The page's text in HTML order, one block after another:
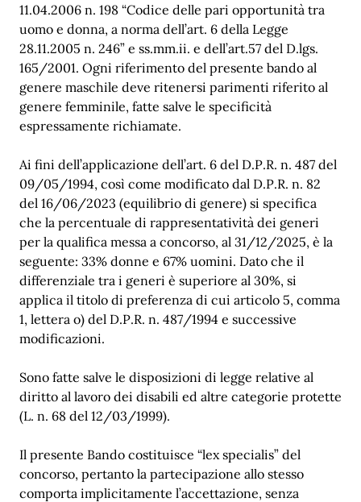
11.04.2006 n. 198 “Codice delle pari opportunità tra
uomo e donna, a norma dell’art. 6 della Legge
28.11.2005 n. 246” e ss.mm.ii. e dell’art.57 del D.lgs.
165/2001. Ogni riferimento del presente bando al
genere maschile deve ritenersi parimenti riferito al
genere femminile, fatte salve le specificità
espressamente richiamate.
Ai fini dell’applicazione dell’art. 6 del D.P.R. n. 487 del
09/05/1994, così come modificato dal D.P.R. n. 82
del 16/06/2023 (equilibrio di genere) si specifica
che la percentuale di rappresentatività dei generi
per la qualifica messa a concorso, al 31/12/2025, è la
seguente: 33% donne e 67% uomini. Dato che il
differenziale tra i generi è superiore al 30%, si
applica il titolo di preferenza di cui articolo 5, comma
1, lettera o) del D.P.R. n. 487/1994 e successive
modificazioni.
Sono fatte salve le disposizioni di legge relative al
diritto al lavoro dei disabili ed altre categorie protette
(L. n. 68 del 12/03/1999).
Il presente Bando costituisce “lex specialis” del
concorso, pertanto la partecipazione allo stesso
comporta implicitamente l’accettazione, senza